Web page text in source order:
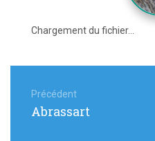
Chargement du fichier...
dePrécédent
Article
Abrassart